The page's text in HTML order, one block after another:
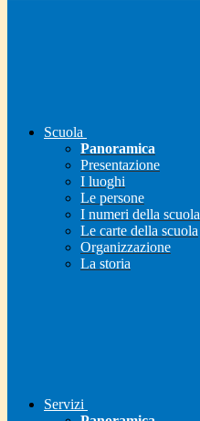
Scuola
Panoramica
Presentazione
I luoghi
Le persone
I numeri della scuola
Le carte della scuola
Organizzazione
La storia
Servizi